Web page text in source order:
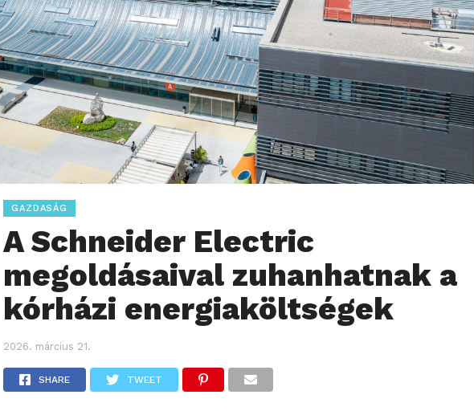
GAZDASÁG
A Schneider Electric
megoldásaival zuhanhatnak a
kórházi energiaköltségek
2026. március 21.
SHARE TWEET